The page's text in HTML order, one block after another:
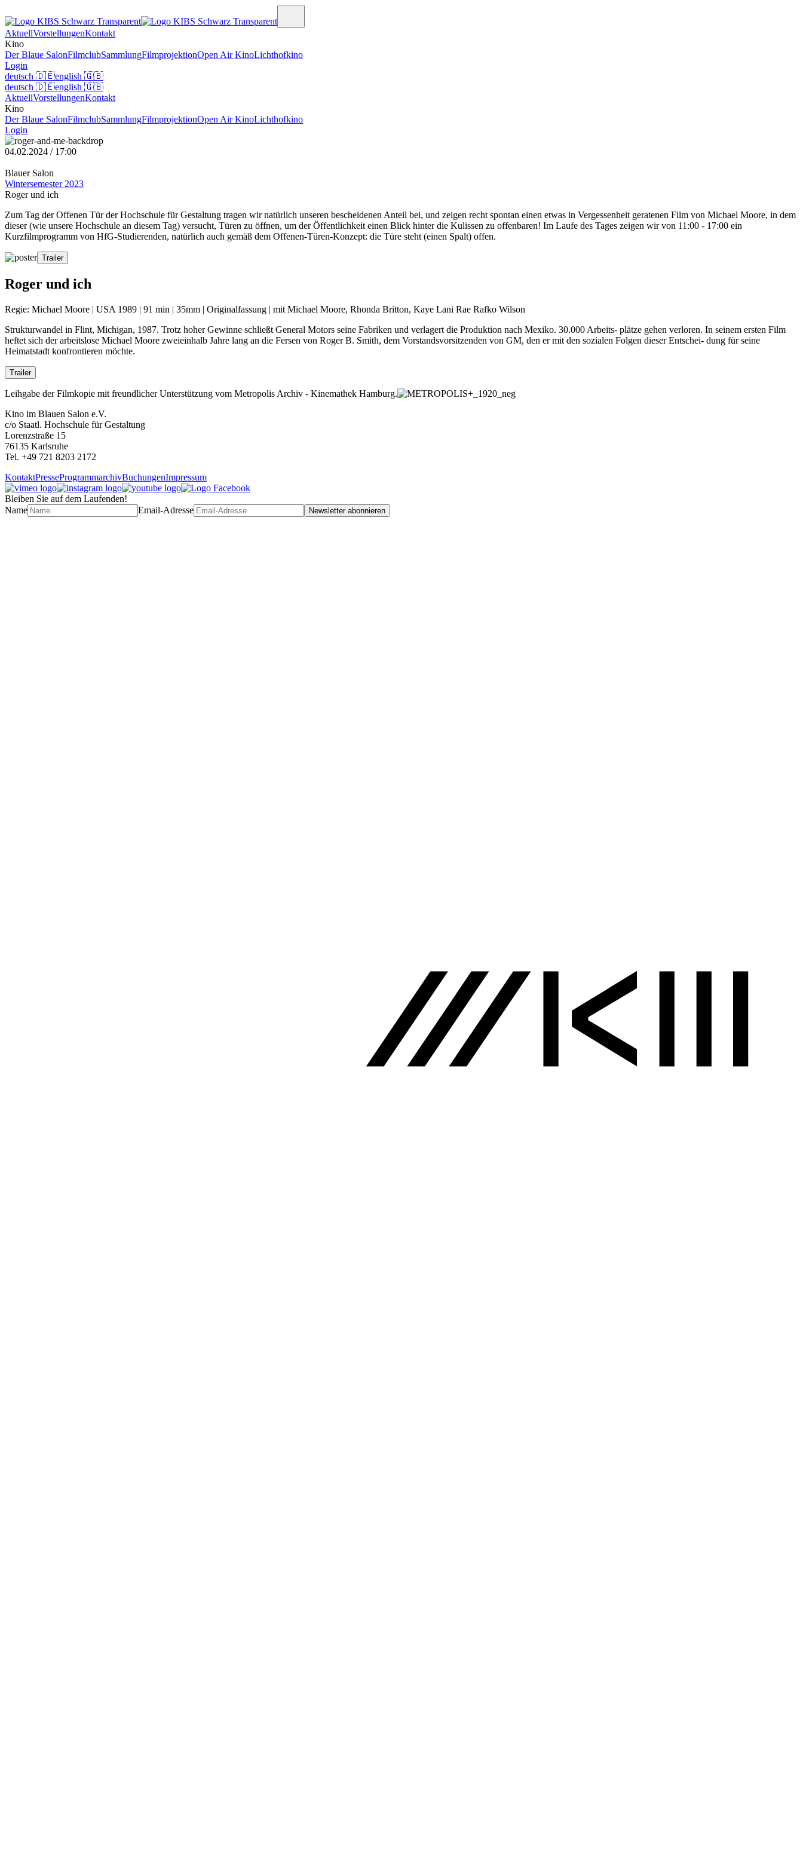
AktuellVorstellungenKontakt
Kino
Der Blaue SalonFilmclubSammlungFilmprojektionOpen Air KinoLichthofkino
Login
deutsch 🇩🇪english 🇬🇧
deutsch 🇩🇪english 🇬🇧
AktuellVorstellungenKontakt
Kino
Der Blaue SalonFilmclubSammlungFilmprojektionOpen Air KinoLichthofkino
Login
04.02.2024 / 17:00
Blauer Salon
Wintersemester 2023
Roger und ich
Zum Tag der Offenen Tür der Hochschule für Gestaltung tragen wir natürlich unseren bescheidenen Anteil bei, und zeigen recht spontan einen etwas in Vergessenheit geratenen Film von Michael Moore, in dem
dieser (wie unsere Hochschule an diesem Tag) versucht, Türen zu öffnen, um der Öffentlichkeit einen Blick hinter die Kulissen zu offenbaren! Im Laufe des Tages zeigen wir von 11:00 - 17:00 ein
Kurzfilmprogramm von HfG-Studierenden, natürlich auch gemäß dem Offenen-Türen-Konzept: die Türe steht (einen Spalt) offen.
Trailer
Roger und ich
Regie: Michael Moore | USA 1989 | 91 min | 35mm | Originalfassung | mit Michael Moore, Rhonda Britton, Kaye Lani Rae Rafko Wilson
Strukturwandel in Flint, Michigan, 1987. Trotz hoher Gewinne schließt General Motors seine Fabriken und verlagert die Produktion nach Mexiko. 30.000 Arbeits- plätze gehen verloren. In seinem ersten Film
heftet sich der arbeitslose Michael Moore zweieinhalb Jahre lang an die Fersen von Roger B. Smith, dem Vorstandsvorsitzenden von GM, den er mit den sozialen Folgen dieser Entschei- dung für seine
Heimatstadt konfrontieren möchte.
Trailer
Leihgabe der Filmkopie mit freundlicher Unterstützung vom Metropolis Archiv - Kinemathek Hamburg.
Kino im Blauen Salon e.V.
c/o Staatl. Hochschule für Gestaltung
Lorenzstraße 15
76135 Karlsruhe
Tel. +49 721 8203 2172
KontaktPresseProgrammarchivBuchungenImpressum
Bleiben Sie auf dem Laufenden!
Name
Email-Adresse Newsletter abonnieren